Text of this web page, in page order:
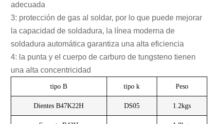
adecuada
3: protección de gas al soldar, por lo que puede mejorar
la capacidad de soldadura, la línea moderna de
soldadura automática garantiza una alta eficiencia
4: la punta y el cuerpo de carburo de tungsteno tienen
una alta concentricidad
tipo B tipo k Peso
Dientes B47K22H DS05 1.2kgs